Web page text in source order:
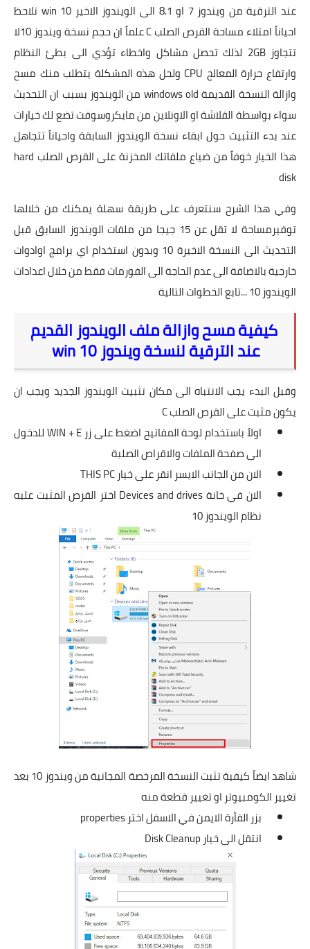
عند الترقية من ويندوز 7 او 8.1 الى الويندوز الاخير win 10 تلاحظ
احياناً امتلاء مساحة القرص الصلب C علماً ان حجم نسخة ويندوز 10لا
تتجاوز 2GB لذلك تحصل مشاكل واخطاء تؤدي الى بطئ النظام
وارتفاع حرارة المعالج CPU ولحل هذه المشكلة يتطلب منك مسح
وازالة النسخة القديمة windows old من الويندوز بسبب ان التحديث
سواء بواسطة الفلاشة او الاونلاين من مايكروسوفت تضع لك خيارات
عند بدء التثبيت حول ابقاء نسخة الويندوز السابقة واحياناً تتجاهل
هذا الخيار خوفاً من ضياع ملفاتك المخزنة على القرص الصلب hard
disk
وفي هذا الشرح سنتعرف على طريقة سهلة يمكنك من خلالها
توفيرمساحة لا تقل عن 15 جيجا من ملفات الويندوز السابق قبل
التحديث الى النسخة الاخيرة 10 وبدون استخدام اي برامج اوادوات
خارجية بالاضافة الى عدم الحاجة الى الفورمات فقط من خلال اعدادات
الويندوز 10 ...تابع الخطوات التالية
كيفية مسح وازالة ملف الويندوز القديم
عند الترقية لنسخة ويندوز win 10
وقبل البدء يجب الانتباه الى مكان تثبيت الويندوز الجديد ويجب ان
يكون مثبت على القرص الصلب C
اولاً باستخدام لوحة المفاتيح اضغط على زر WIN + E للدخول
الى صفحة الملفات والاقراص الصلبة
الان من الجانب الايسر انقر على خيار THIS PC
الان في خانة Devices and drives اختر القرص المثبت عليه
نظام الويندوز 10
شاهد ايضاً كيفية تثبت النسخة المرخصة المجانية من ويندوز 10 بعد
تغيير الكومبيوتر او تغيير قطعة منه
بزر الفأرة الايمن في الاسفل اختر properties
انتقل الى خيار Disk Cleanup